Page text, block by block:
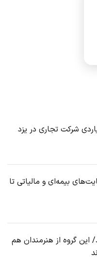
شرکت تجاری در یزد
بیمه‌ای و مالیاتی تا
این گروه از هنرمندان هم